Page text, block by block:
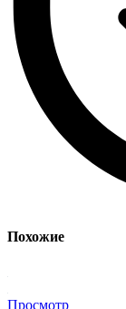
Похожие
Просмотр